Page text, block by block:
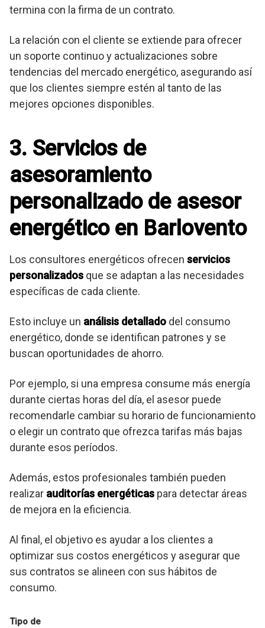
termina con la firma de un contrato.
La relación con el cliente se extiende para ofrecer
un soporte continuo y actualizaciones sobre
tendencias del mercado energético, asegurando así
que los clientes siempre estén al tanto de las
mejores opciones disponibles.
3. Servicios de
asesoramiento
personalizado de asesor
energético en Barlovento
Los consultores energéticos ofrecen servicios
personalizados que se adaptan a las necesidades
específicas de cada cliente.
Esto incluye un análisis detallado del consumo
energético, donde se identifican patrones y se
buscan oportunidades de ahorro.
Por ejemplo, si una empresa consume más energía
durante ciertas horas del día, el asesor puede
recomendarle cambiar su horario de funcionamiento
o elegir un contrato que ofrezca tarifas más bajas
durante esos períodos.
Además, estos profesionales también pueden
realizar auditorías energéticas para detectar áreas
de mejora en la eficiencia.
Al final, el objetivo es ayudar a los clientes a
optimizar sus costos energéticos y asegurar que
sus contratos se alineen con sus hábitos de
consumo.
Tipo de